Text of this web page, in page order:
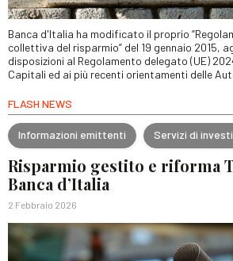
Banca d'Italia ha modificato il proprio
collettiva del risparmio” del 19 gennaio 2015,
disposizioni al Regolamento delegato (UE)
Capitali ed ai più recenti orientamenti delle
FLASH NEWS
Informazioni emittenti Servizi di
Risparmio gestito e riforma
Banca d’Italia
2 Febbraio 2026